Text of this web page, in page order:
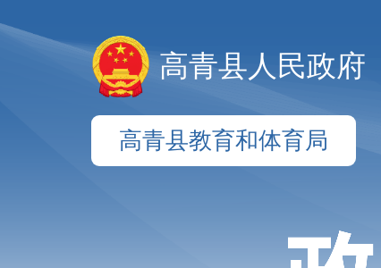
高青县人民政府
高青县教育和体育局